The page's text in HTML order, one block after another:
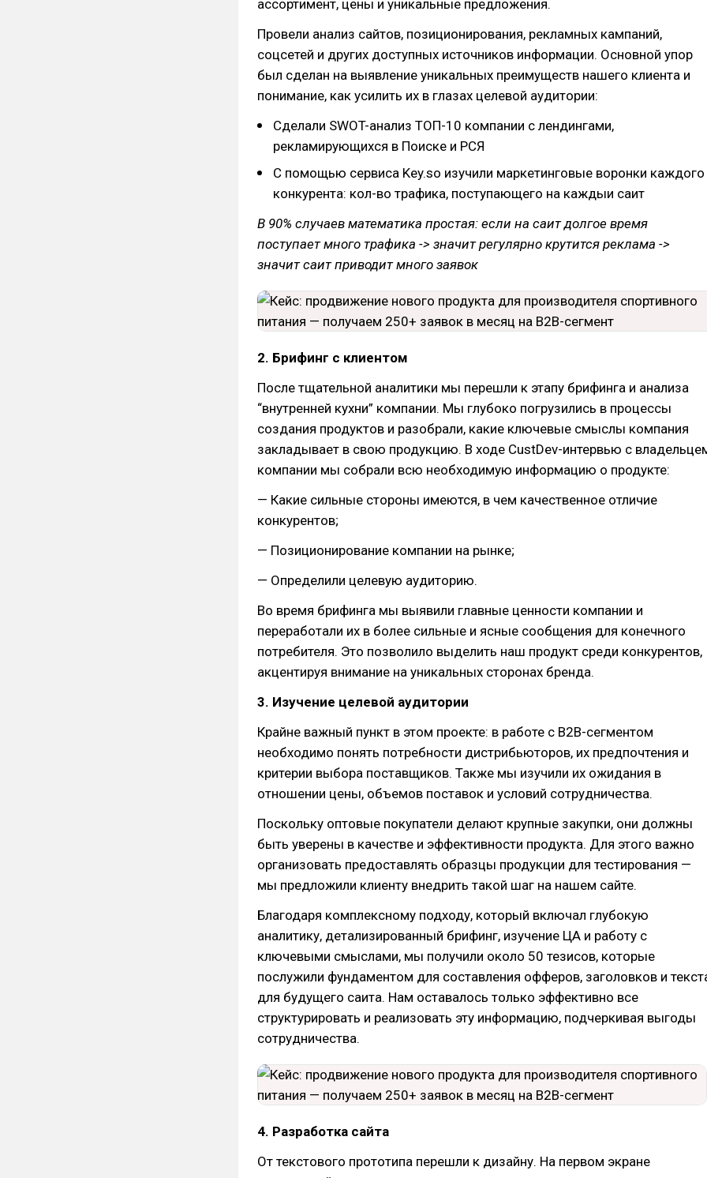
ассортимент, цены и уникальные предложения.
Провели анализ сайтов, позиционирования, рекламных кампаний,
соцсетей и других доступных источников информации. Основной упор
был сделан на выявление уникальных преимуществ нашего клиента и
понимание, как усилить их в глазах целевой аудитории:
Сделали SWOT-анализ ТОП-10 компании с лендингами,
рекламирующихся в Поиске и РСЯ
С помощью сервиса Key.so изучили маркетинговые воронки каждого
конкурента: кол-во трафика, поступающего на каждыи саит
В 90% случаев математика простая: если на саит долгое время
поступает много трафика -> значит регулярно крутится реклама ->
значит саит приводит много заявок
2. Брифинг с клиентом
После тщательной аналитики мы перешли к этапу брифинга и анализа
“внутренней кухни” компании. Мы глубоко погрузились в процессы
создания продуктов и разобрали, какие ключевые смыслы компания
закладывает в свою продукцию. В ходе CustDev-интервью с
компании мы собрали всю необходимую информацию о продукте:
— Какие сильные стороны имеются, в чем качественное отличие
конкурентов;
— Позиционирование компании на рынке;
— Определили целевую аудиторию.
Во время брифинга мы выявили главные ценности компании и
переработали их в более сильные и ясные сообщения для конечного
потребителя. Это позволило выделить наш продукт среди конкурентов,
акцентируя внимание на уникальных сторонах бренда.
3. Изучение целевой аудитории
Крайне важный пункт в этом проекте: в работе с B2B-сегментом
необходимо понять потребности дистрибьюторов, их предпочтения и
критерии выбора поставщиков. Также мы изучили их ожидания в
отношении цены, объемов поставок и условий сотрудничества.
Поскольку оптовые покупатели делают крупные закупки, они должны
быть уверены в качестве и эффективности продукта. Для этого важно
организовать предоставлять образцы продукции для тестирования —
мы предложили клиенту внедрить такой шаг на нашем сайте.
Благодаря комплексному подходу, который включал глубокую
аналитику, детализированный брифинг, изучение ЦА и работу с
ключевыми смыслами, мы получили около 50 тезисов, которые
послужили фундаментом для составления офферов, заголовков и
для будущего саита. Нам оставалось только эффективно все
структурировать и реализовать эту информацию, подчеркивая выгоды
сотрудничества.
4. Разработка сайта
От текстового прототипа перешли к дизайну. На первом экране